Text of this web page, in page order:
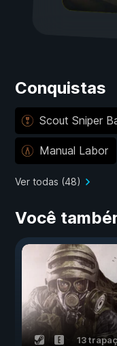
Conquistas
Scout Sniper
Manual Labor
Ver todas (48)
Você
13